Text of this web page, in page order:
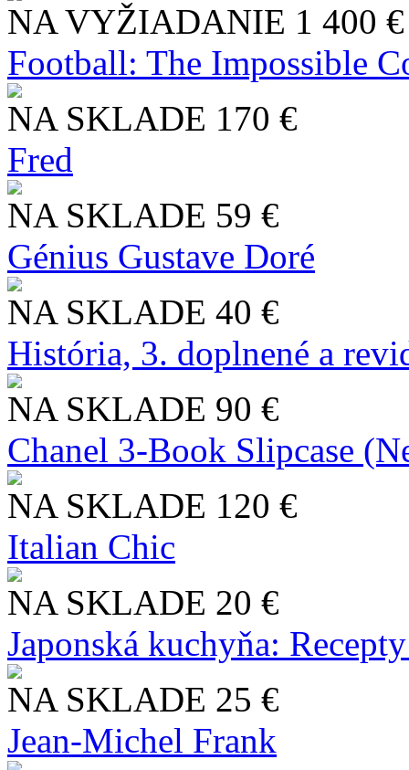
NA VYŽIADANIE 1 400 €
Football: The Impossible
NA SKLADE 170 €
Fred
NA SKLADE 59 €
Génius Gustave Doré
NA SKLADE 40 €
História, 3. doplnené a
NA SKLADE 90 €
Chanel 3-Book Slipcase
NA SKLADE 120 €
Italian Chic
NA SKLADE 20 €
Japonská kuchyňa:
NA SKLADE 25 €
Jean-Michel Frank